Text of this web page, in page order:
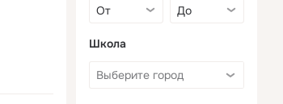
Школа